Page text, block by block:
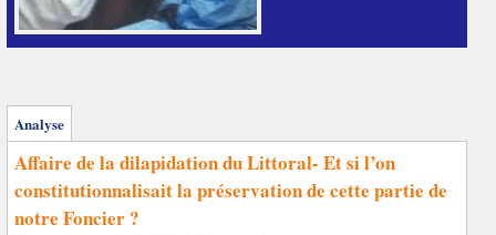
Analyse
Affaire de la dilapidation du Littoral- Et si l’on
constitutionnalisait la préservation de cette partie de
notre Foncier ?